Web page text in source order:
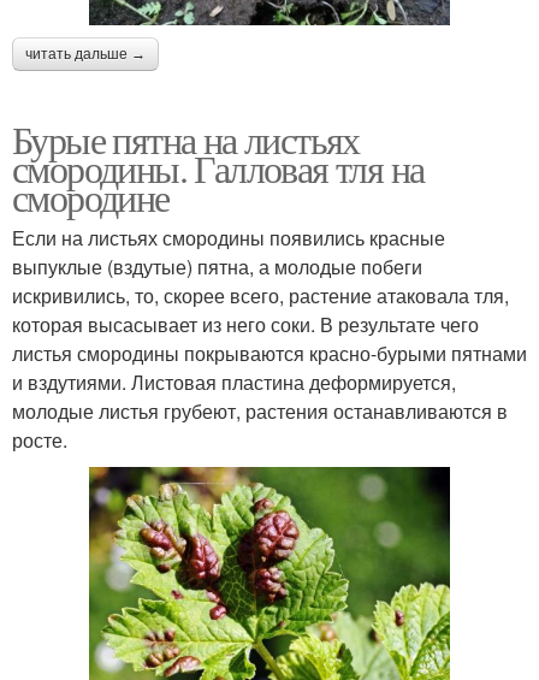
читать дальше →
Бурые пятна на листьях
смородины. Галловая тля на
смородине
Если на листьях смородины появились красные
выпуклые (вздутые) пятна, а молодые побеги
искривились, то, скорее всего, растение атаковала тля,
которая высасывает из него соки. В результате чего
листья смородины покрываются красно-бурыми пятнами
и вздутиями. Листовая пластина деформируется,
молодые листья грубеют, растения останавливаются в
росте.